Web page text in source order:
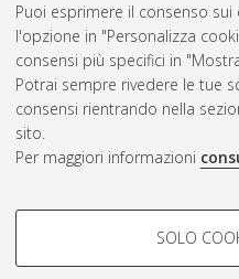
Puoi esprimere il consenso
l'opzione in "Personalizza
consensi più specifici in
Potrai sempre rivedere le tue
consensi rientrando nella
sito.
Per maggiori informazioni
COOKIE DI
SOLO
Rss 1.0
Rss 2.0
ISSN: 2038-7946
Impostazioni Cookie
Informativa sulla privacy
Condizioni d’uso del sito